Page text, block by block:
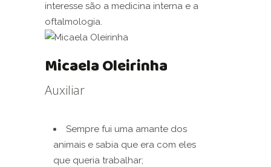
interesse são a medicina interna e a
oftalmologia.
Micaela Oleirinha
Auxiliar
Sempre fui uma amante dos
animais e sabia que era com eles
que queria trabalhar;